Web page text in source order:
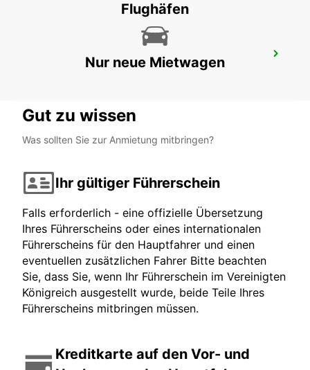
LUDWIGSHAFEN
Flughäfen
Nur neue Mietwagen
Gut zu wissen
Was sollten Sie zur Anmietung mitbringen?
Ihr gültiger Führerschein
Falls erforderlich - eine offizielle Übersetzung
Ihres Führerscheins oder eines internationalen
Führerscheins für den Hauptfahrer und einen
eventuellen zusätzlichen Fahrer Bitte beachten
Sie, dass Sie, wenn Ihr Führerschein im Vereinigten
Königreich ausgestellt wurde, beide Teile Ihres
Führerscheins mitbringen müssen.
Kreditkarte auf den Vor- und